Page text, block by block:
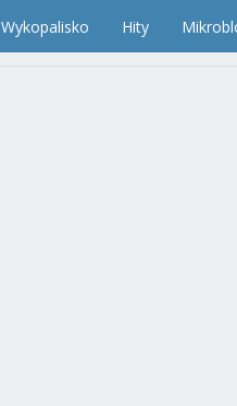
Wykopalisko Hity